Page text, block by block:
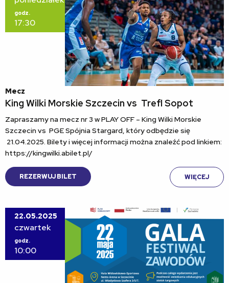
godz.
17:30
Mecz
King Wilki Morskie Szczecin vs Trefl Sopot
Zapraszamy na mecz nr 3 w PLAY OFF – King Wilki Morskie
Szczecin vs PGE Spójnia Stargard, który odbędzie się
21.04.2025. Bilety i więcej informacji można znaleźć pod linkiem:
https://kingwilki.abilet.pl/
REZERWUJ BILET WIĘCEJ
22.05.2025
czwartek
godz.
10:00